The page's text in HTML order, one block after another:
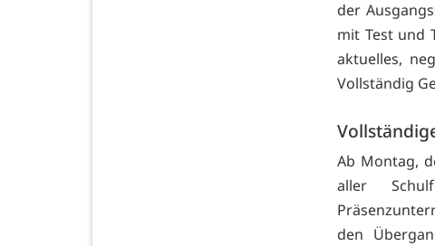
der
mit Test und
aktuelles,
Vollständig
Ab Montag,
aller
den